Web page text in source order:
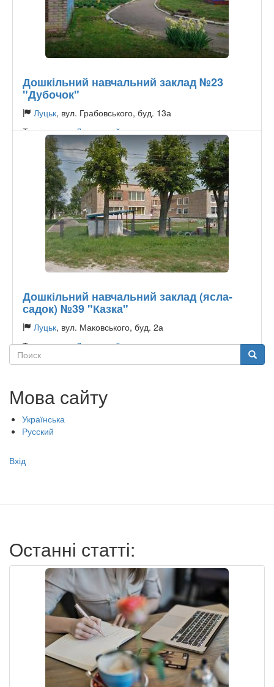
Дошкільний навчальний заклад №23
"Дубочок"
Луцьк, вул. Грабовського, буд. 13а
Тип садочку:Державний
Дошкільний навчальний заклад (ясла-
садок) №39 "Казка"
Луцьк, вул. Маковського, буд. 2а
Тип садочку:Державний
Поиск Поиск
Мова сайту
Українська
Русский
Меню
записи
Вхід
Останні статті: